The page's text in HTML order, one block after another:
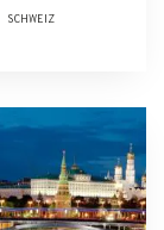
SCHWEIZ